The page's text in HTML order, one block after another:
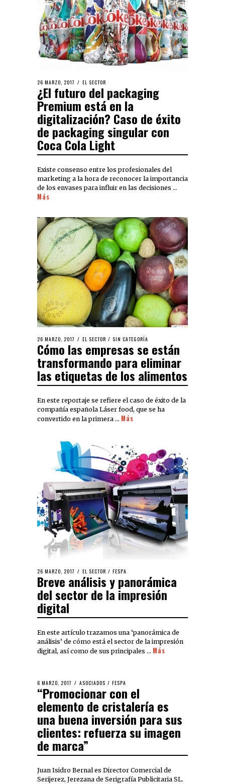
26 MARZO, 2017 EL SECTOR
¿El futuro del packaging
Premium está en la
digitalización? Caso de éxito
de packaging singular con
Coca Cola Light
Existe consenso entre los profesionales del
marketing a la hora de reconocer la importancia
de los envases para influir en las decisiones …
Más
26 MARZO, 2017 EL SECTOR / SIN CATEGORÍA
Cómo las empresas se están
transformando para eliminar
las etiquetas de los alimentos
En este reportaje se refiere el caso de éxito de la
compañía española Láser food, que se ha
convertido en la primera … Más
26 MARZO, 2017 EL SECTOR / FESPA
Breve análisis y panorámica
del sector de la impresión
digital
En este artículo trazamos una ‘panorámica de
análisis’ de cómo está el sector de la impresión
digital, así como de sus principales … Más
6 MARZO, 2017 ASOCIADOS / FESPA
“Promocionar con el
elemento de cristalería es
una buena inversión para sus
clientes: refuerza su imagen
de marca”
Juan Isidro Bernal es Director Comercial de
Serijerez, Jerezana de Serigrafía Publicitaria SL.